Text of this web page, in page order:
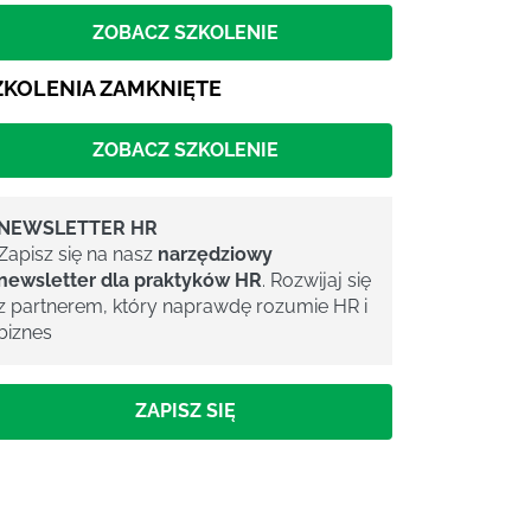
ZOBACZ SZKOLENIE
ZAMKNIĘTE
ZOBACZ SZKOLENIE
HR
się na nasz narzędziowy
dla praktyków HR. Rozwijaj się
partnerem, który naprawdę rozumie HR i
ZAPISZ SIĘ